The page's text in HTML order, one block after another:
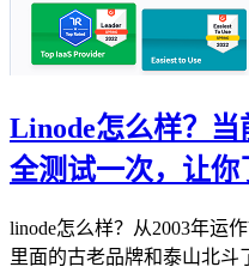
Linode怎么样？当
全测试一次，让你
linode怎么样？从2003年运
里面的古老品牌和泰山北斗